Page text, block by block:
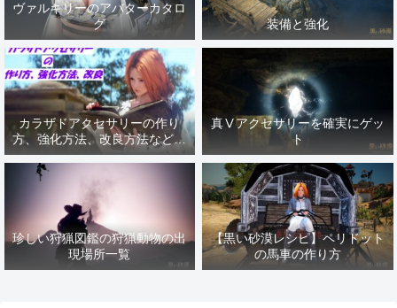
ヴァルキリーのアバターカタロ
グ
装備と強化
カラザドアクセサリーの作り
方、強化方法、改良方法などま
とめ【黒い砂漠冒険日誌１４１
真Ⅴアクセサリーを確実にゲッ
ト
珍しい狩猟図鑑の狩猟動物の出
現場所一覧
【黒い砂漠レシピ】ペリドット
の馬車の作り方